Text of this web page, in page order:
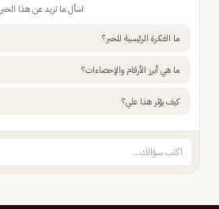
اسأل ما تريد عن هذا الخبر
ما الفكرة الرئيسية للخبر؟
ما هي أبرز الأرقام والإحصاءات؟
كيف يؤثر هذا علي؟